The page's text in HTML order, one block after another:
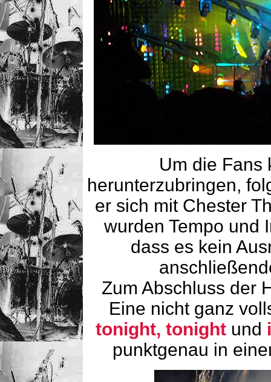
Um die Fans
herunterzubringen,
er sich mit Chester
wurden Tempo und
dass es kein
Zum Abschluss der
Eine nicht ganz
tonight, tonight und
punktgenau in